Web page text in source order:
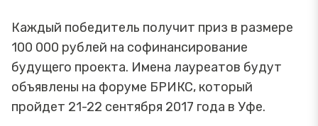
Каждый победитель получит приз в размере
100 000 рублей на софинансирование
будущего проекта. Имена лауреатов будут
объявлены на форуме БРИКС, который
пройдет 21-22 сентября 2017 года в Уфе.